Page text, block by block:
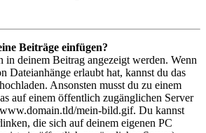
Beiträge einfügen?
in deinem Beitrag angezeigt werden. Wenn
Dateianhänge erlaubt hat, kannst du das
Ansonsten musst du zu einem
auf einem öffentlich zugänglichen Server
mein-bild.gif. Du kannst
die sich auf deinem eigenen PC